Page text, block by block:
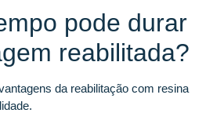
pode durar
reabilitada?
da reabilitação com resina